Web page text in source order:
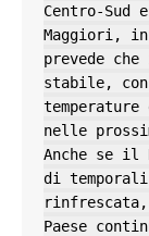
Centro-Sud
Maggiori,
prevede
stabile,
temperature
nelle
Anche se il
di
Paese